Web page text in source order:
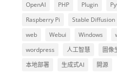
OpenAI
PHP Plugin
Raspberry Pi
Stable Diffusion
web
Webui Windows
wordpress
人工智慧 圖像
本地部署
生成式AI 開源